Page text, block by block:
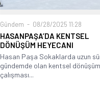
Gündem 08/28/2025 11:28
HASANPAŞA’DA KENTSEL
DÖNÜŞÜM HEYECANI
Hasan Paşa Sokaklarda uzun
gündemde olan kentsel dönüşüm
çalışması...